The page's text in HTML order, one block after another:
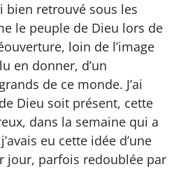
bien retrouvé sous les
le peuple de Dieu lors de
loin de l’image
en donner, d’un
de ce monde. J’ai
Dieu soit présent, cette
dans la semaine qui a
eu cette idée d’une
jour, parfois redoublée par